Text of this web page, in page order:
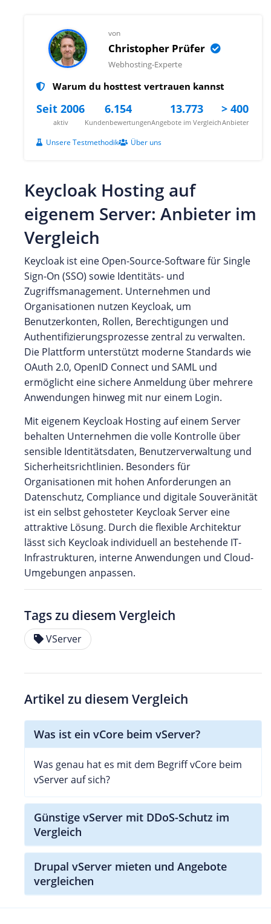
von
Christopher Prüfer
Webhosting-Experte
Warum du hosttest vertrauen kannst
Seit 2006
aktiv
6.154
Kundenbewertungen
13.773
Angebote im Vergleich
> 400
Anbieter
Unsere Testmethodik Über uns
Keycloak Hosting auf
eigenem Server: Anbieter im
Vergleich
Keycloak ist eine Open-Source-Software für Single
Sign-On (SSO) sowie Identitäts- und
Zugriffsmanagement. Unternehmen und
Organisationen nutzen Keycloak, um
Benutzerkonten, Rollen, Berechtigungen und
Authentifizierungsprozesse zentral zu verwalten.
Die Plattform unterstützt moderne Standards wie
OAuth 2.0, OpenID Connect und SAML und
ermöglicht eine sichere Anmeldung über mehrere
Anwendungen hinweg mit nur einem Login.
Mit eigenem Keycloak Hosting auf einem Server
behalten Unternehmen die volle Kontrolle über
sensible Identitätsdaten, Benutzerverwaltung und
Sicherheitsrichtlinien. Besonders für
Organisationen mit hohen Anforderungen an
Datenschutz, Compliance und digitale Souveränität
ist ein selbst gehosteter Keycloak Server eine
attraktive Lösung. Durch die flexible Architektur
lässt sich Keycloak individuell an bestehende IT-
Infrastrukturen, interne Anwendungen und Cloud-
Umgebungen anpassen.
Tags zu diesem Vergleich
VServer
Artikel zu diesem Vergleich
Was ist ein vCore beim vServer?
Was genau hat es mit dem Begriff vCore beim
vServer auf sich?
Günstige vServer mit DDoS-Schutz im
Vergleich
Drupal vServer mieten und Angebote
vergleichen